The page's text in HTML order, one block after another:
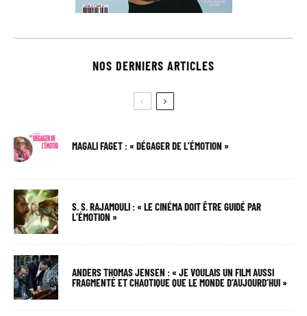
NOS DERNIERS ARTICLES
MAGALI FAGET : « DÉGAGER DE L’ÉMOTION »
S. S. RAJAMOULI : « LE CINÉMA DOIT ÊTRE GUIDÉ PAR
L’ÉMOTION »
ANDERS THOMAS JENSEN : « JE VOULAIS UN FILM AUSSI
FRAGMENTÉ ET CHAOTIQUE QUE LE MONDE D’AUJOURD’HUI »